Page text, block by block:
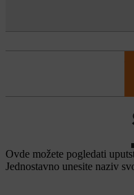
Ovde možete pogledati
Jednostavno unesite naziv